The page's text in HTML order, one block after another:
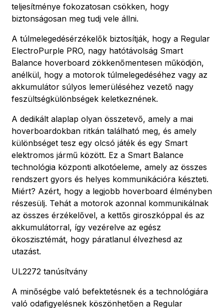
teljesítménye fokozatosan csökken, hogy
biztonságosan meg tudj vele állni.
A túlmelegedésérzékelők biztosítják, hogy a Regular
ElectroPurple PRO, nagy hatótávolság Smart
Balance hoverboard zökkenőmentesen működjön,
anélkül, hogy a motorok túlmelegedéséhez vagy az
akkumulátor súlyos lemerüléséhez vezető nagy
feszültségkülönbségek keletkeznének.
A dedikált alaplap olyan összetevő, amely a mai
hoverboardokban ritkán található meg, és amely
különbséget tesz egy olcsó játék és egy Smart
elektromos jármű között. Ez a Smart Balance
technológia központi alkotóeleme, amely az összes
rendszert gyors és helyes kommunikációra készteti.
Miért? Azért, hogy a legjobb hoverboard élményben
részesülj. Tehát a motorok azonnal kommunikálnak
az összes érzékelővel, a kettős giroszkóppal és az
akkumulátorral, így vezérelve az egész
ökoszisztémát, hogy páratlanul élvezhesd az
utazást.
UL2272 tanúsítvány
A minőségbe való befektetésnek és a technológiára
való odafigyelésnek köszönhetően a Regular